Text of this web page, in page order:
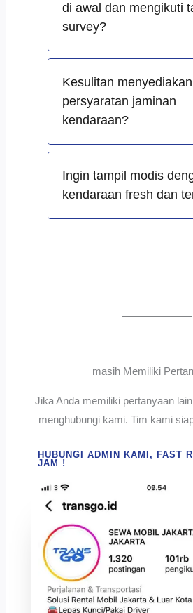
di awal dan mengikuti
survey?
Kesulitan menyediakan
persyaratan jaminan
kendaraan?
Ingin tampil modis
kendaraan fresh dan
masih Memiliki
Jika Anda memiliki pertanyaan
menghubungi kami. Tim kami
HUBUNGI ADMIN KAMI, FAST
JAM !